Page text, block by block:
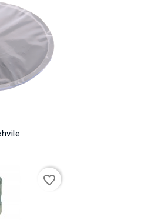
favorite_border